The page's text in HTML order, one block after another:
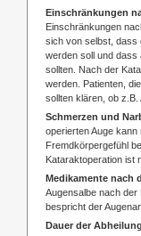
Einschränkungen
Einschränkungen
sich von selbst, dass
werden soll und dass
sollten. Nach der
werden. Patienten,
sollten klären, ob z.B.
Schmerzen und
operierten Auge
Fremdkörpergefühl
Kataraktoperation ist
Medikamente nach
Augensalbe nach der
bespricht der
Dauer der